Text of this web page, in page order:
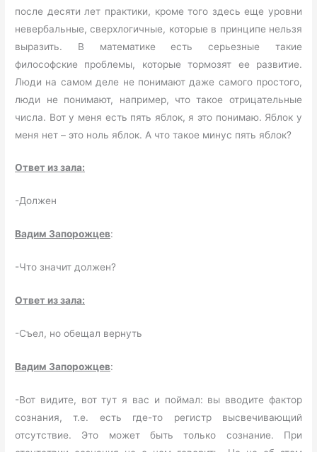
после десяти лет практики, кроме того здесь еще уровни
невербальные, сверхлогичные, которые в принципе нельзя
выразить. В математике есть серьезные такие
философские проблемы, которые тормозят ее развитие.
Люди на самом деле не понимают даже самого простого,
люди не понимают, например, что такое отрицательные
числа. Вот у меня есть пять яблок, я это понимаю. Яблок у
меня нет – это ноль яблок. А что такое минус пять яблок?
Ответ из зала:
-Должен
Вадим Запорожцев:
-Что значит должен?
Ответ из зала:
-Съел, но обещал вернуть
Вадим Запорожцев:
-Вот видите, вот тут я вас и поймал: вы вводите фактор
сознания, т.е. есть где-то регистр высвечивающий
отсутствие. Это может быть только сознание. При